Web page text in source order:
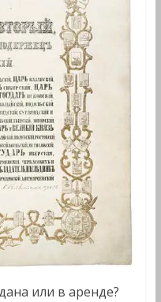
или в аренде?